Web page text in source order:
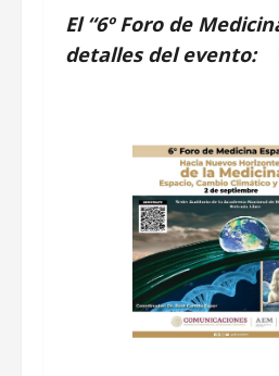
El “6º Foro de
detalles del evento: